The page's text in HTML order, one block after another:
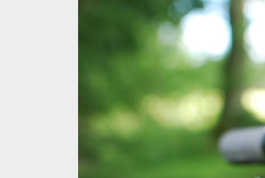
Test: kokpit a vodítko 77 desingz, když lehké není